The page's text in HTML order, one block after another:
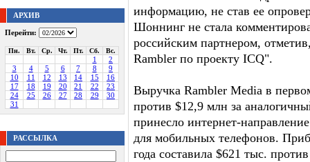
АРХИВ
Перейти:
Пн. Вт. Ср. Чт. Пт. Сб. Вс.
1
2
3
4 5 6 7 8
9
10
11 12 13 14 15
16
17
18 19 20 21 22
23
24
25 26 27 28 29
30
31
РАССЫЛКА
информацию, не став ее
Шоннинг не стала
российским партнером,
Rambler по проекту ICQ".
Выручка Rambler Media в
против $12,9 млн за
принесло интернет-
для мобильных телефонов.
года составила $621 тыс.